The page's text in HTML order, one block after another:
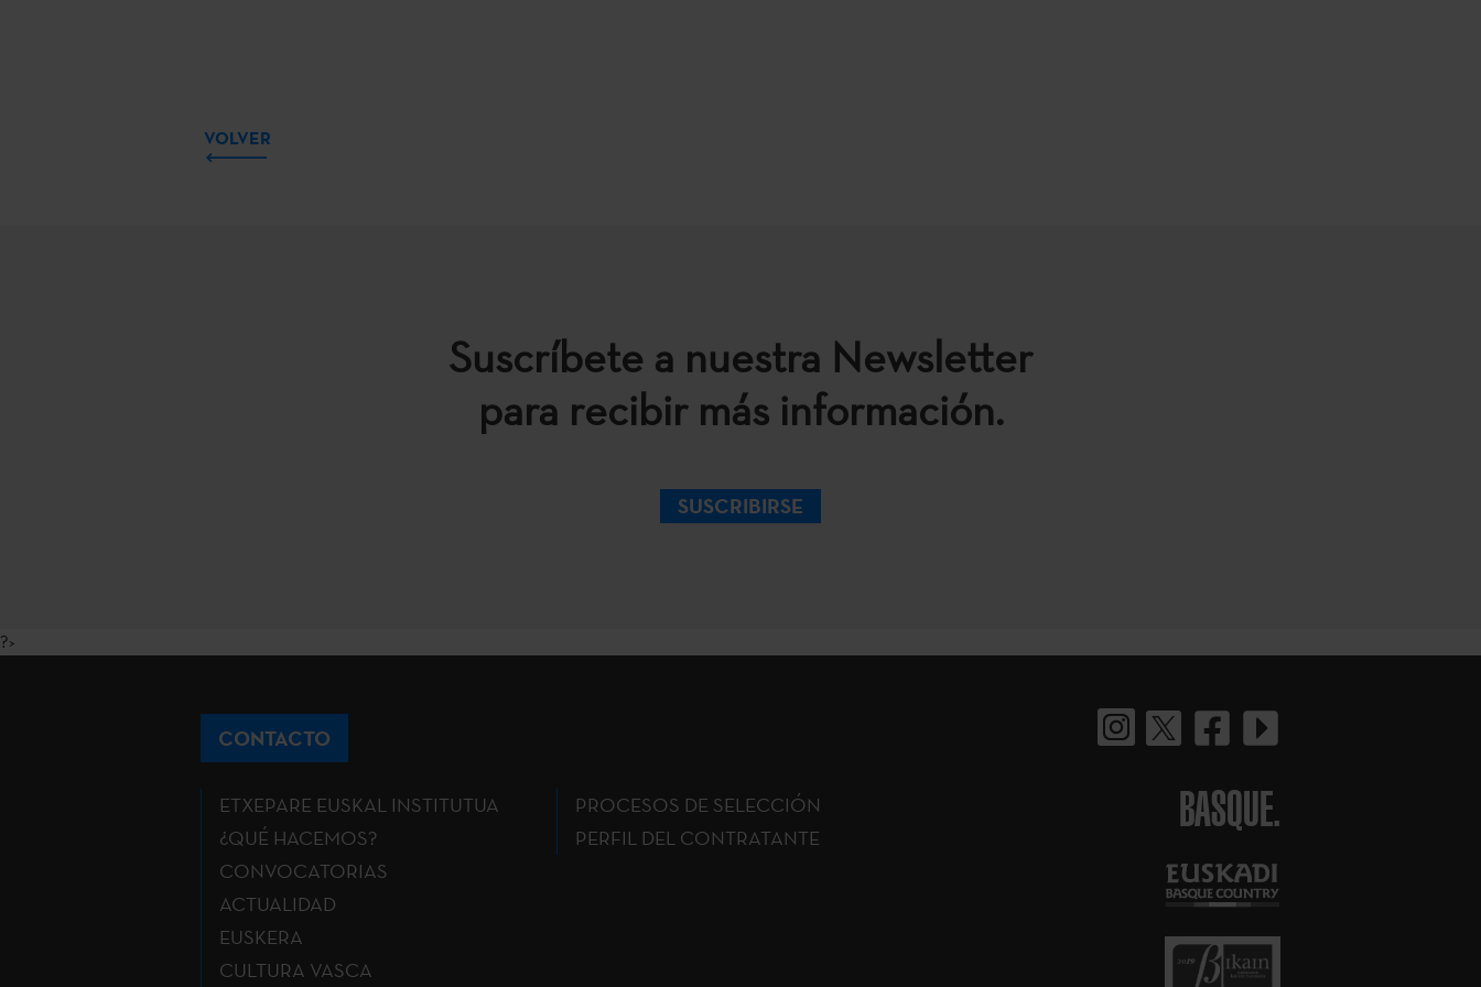
VOLVER
Suscríbete a nuestra Newsletter
para recibir más información.
SUSCRIBIRSE
?>
CONTACTO
ETXEPARE EUSKAL INSTITUTUA
¿QUÉ HACEMOS?
CONVOCATORIAS
ACTUALIDAD
EUSKERA
CULTURA VASCA
PROCESOS DE SELECCIÓN
PERFIL DEL CONTRATANTE
BASQUE.